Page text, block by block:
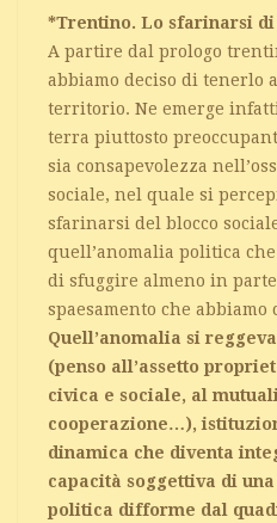
*Trentino. Lo sfarinarsi di
A partire dal prologo
abbiamo deciso di tenerlo
territorio. Ne emerge
terra piuttosto
sia consapevolezza
sociale, nel quale si
sfarinarsi del blocco
quell’anomalia politica
di sfuggire almeno in
spaesamento che abbiamo
Quell’anomalia si
(penso all’assetto
civica e sociale, al
cooperazione…),
dinamica che diventa
capacità soggettiva di
politica difforme dal